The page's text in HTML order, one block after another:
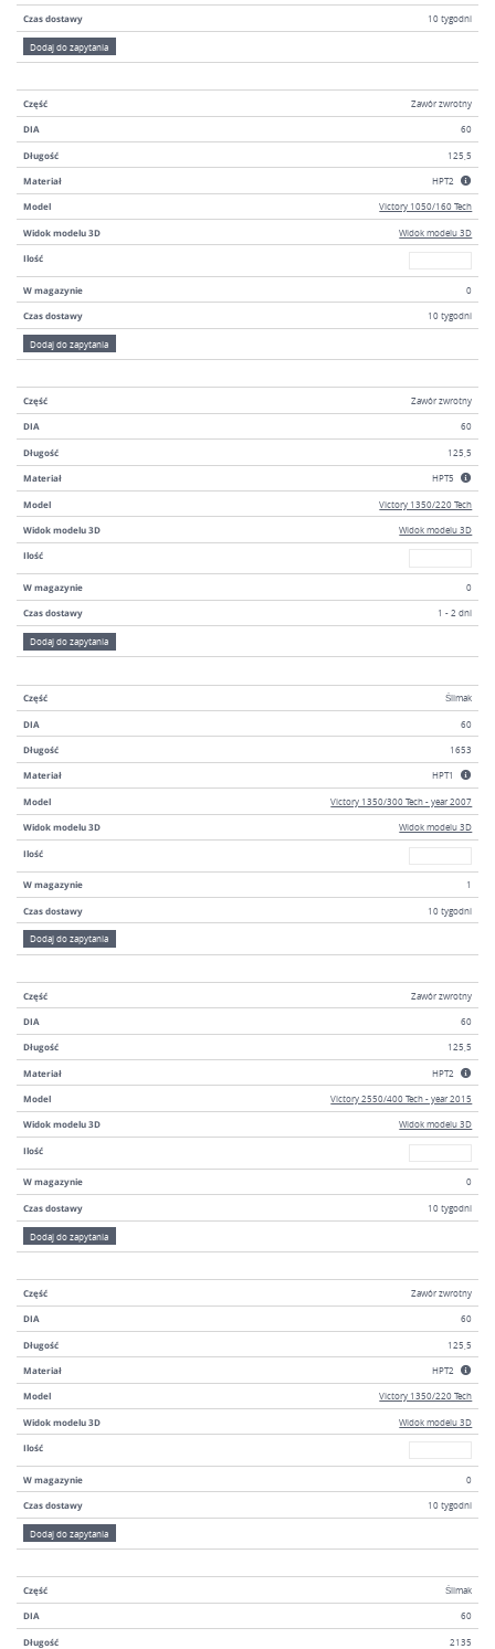
Czas dostawy 10 tygodni
Dodaj do zapytania
Część Zawór zwrotny
DIA 60
Długość 125,5
Materiał HPT2
Model Victory 1050/160 Tech
Widok modelu 3D Widok modelu 3D
Ilość
W magazynie 0
Czas dostawy 10 tygodni
Dodaj do zapytania
Część Zawór zwrotny
DIA 60
Długość 125,5
Materiał HPT5
Model Victory 1350/220 Tech
Widok modelu 3D Widok modelu 3D
Ilość
W magazynie 0
Czas dostawy 1 - 2 dni
Dodaj do zapytania
Część Ślimak
DIA 60
Długość 1653
Materiał HPT1
Model Victory 1350/300 Tech - year 2007
Widok modelu 3D Widok modelu 3D
Ilość
W magazynie 1
Czas dostawy 10 tygodni
Dodaj do zapytania
Część Zawór zwrotny
DIA 60
Długość 125,5
Materiał HPT2
Model Victory 2550/400 Tech - year 2015
Widok modelu 3D Widok modelu 3D
Ilość
W magazynie 0
Czas dostawy 10 tygodni
Dodaj do zapytania
Część Zawór zwrotny
DIA 60
Długość 125,5
Materiał HPT2
Model Victory 1350/220 Tech
Widok modelu 3D Widok modelu 3D
Ilość
W magazynie 0
Czas dostawy 10 tygodni
Dodaj do zapytania
Część Ślimak
DIA 60
Długość 2135